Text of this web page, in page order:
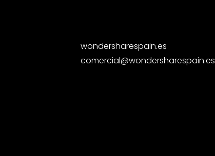
wondersharespain.es
comercial@wondersharespain.es